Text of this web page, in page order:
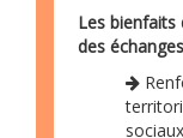
Les bienfaits
des